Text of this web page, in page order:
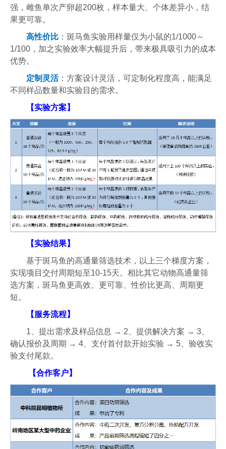
强，雌鱼单次产卵超200枚，样本量大、个体差异小，结
果更可靠。
高性价比 ：斑马鱼实验用样量仅为小鼠的1/1000～
1/100，加之实验效率大幅提升后，带来极具吸引力的成本
优势。
定制灵活：方案设计灵活，可定制化程度高，能满足
不同样品数量和实验目的需求。
【实验方案】
【实验结果】
基于斑马鱼的高通量筛选技术，以上三个梯度方案，
实现项目交付周期短至10-15天。相比其它动物高通量筛
选方案，斑马鱼更高效、更可靠、性价比更高、周期更
短。
【服务流程】
1、提出需求及样品信息 → 2、提供解决方案 → 3、
确认报价及周期 → 4、支付首付款开始实验 → 5、验收实
验支付尾款。
【合作客户】